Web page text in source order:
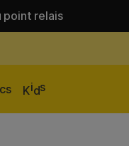
point relais
Kids